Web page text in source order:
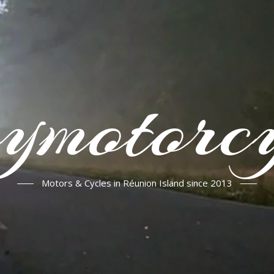
Motors & Cycles in Réunion Island since 2013